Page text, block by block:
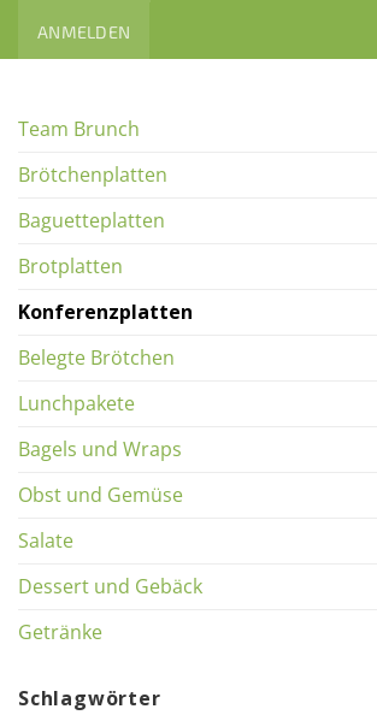
ANMELDEN
Team Brunch
Brötchenplatten
Baguetteplatten
Brotplatten
Konferenzplatten
Belegte Brötchen
Lunchpakete
Bagels und Wraps
Obst und Gemüse
Salate
Dessert und Gebäck
Getränke
Schlagwörter